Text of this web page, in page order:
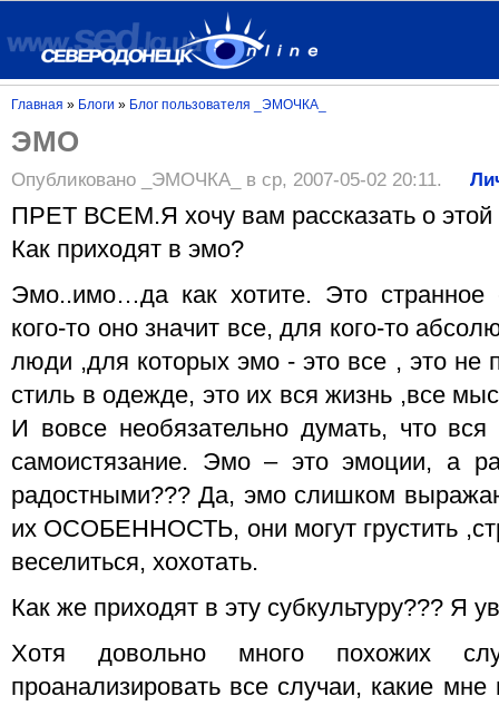
Главная » Блоги » Блог пользователя _ЭМОЧКА_
ЭМО
Опубликовано _ЭМОЧКА_ в ср, 2007-05-02 20:11.
ПРЕТ ВСЕМ.Я хочу вам рассказать о этой
Как приходят в эмо?
Эмо..имо…да как хотите. Это
кого-то оно значит все, для кого-то
люди ,для которых эмо - это все , это не
стиль в одежде, это их вся жизнь ,все
И вовсе необязательно думать, что вся
самоистязание. Эмо – это эмоции, а
радостными??? Да, эмо слишком
их ОСОБЕННОСТЬ, они могут грустить
веселиться, хохотать.
Как же приходят в эту субкультуру??? Я
Хотя довольно много похожих
проанализировать все случаи, какие